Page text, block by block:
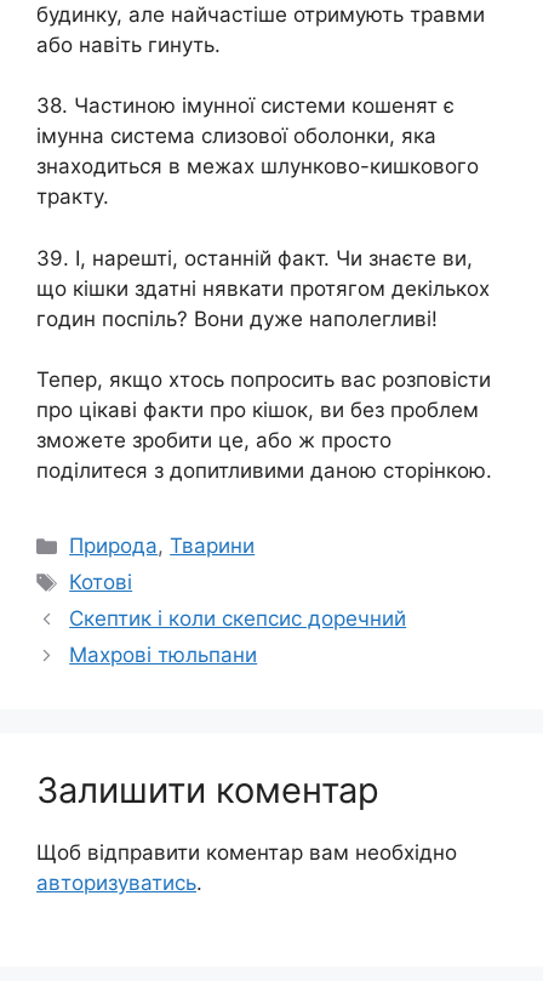
будинку, але найчастіше отримують травми
або навіть гинуть.
38. Частиною імунної системи кошенят є
імунна система слизової оболонки, яка
знаходиться в межах шлунково-кишкового
тракту.
39. І, нарешті, останній факт. Чи знаєте ви,
що кішки здатні нявкати протягом декількох
годин поспіль? Вони дуже наполегливі!
Тепер, якщо хтось попросить вас розповісти
про цікаві факти про кішок, ви без проблем
зможете зробити це, або ж просто
поділитеся з допитливими даною сторінкою.
Категорії
Природа,Тварини
Позначки
Котові
Скептик і коли скепсис доречний
Махрові тюльпани
Залишити коментар
Щоб відправити коментар вам необхідно
авторизуватись.